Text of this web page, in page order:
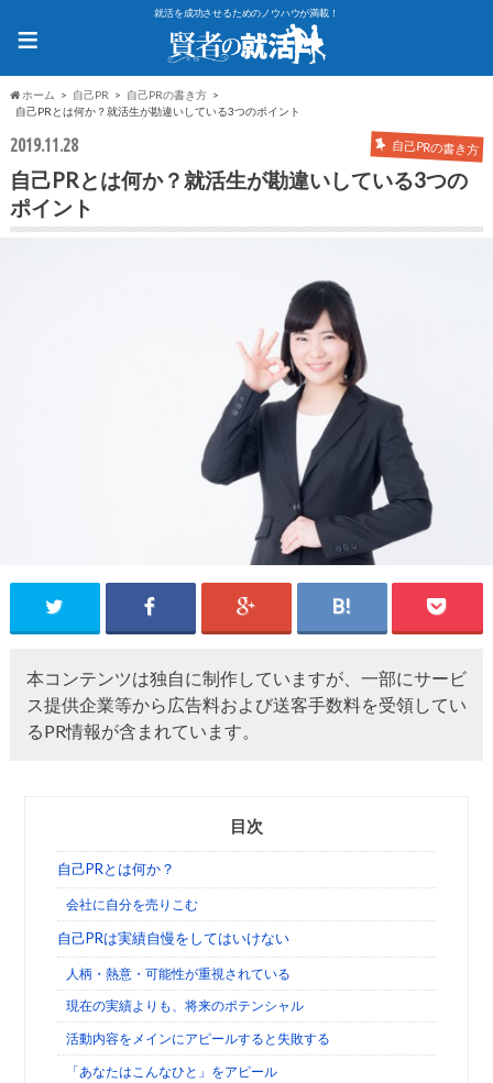
就活を成功させるためのノウハウが満載！
≡
ホーム 自己PR
自己PRの書き方
自己PRとは何か？就活生が勘違いしている3つのポイント
2019.11.28 自己PRの書き方
自己PRとは何か？就活生が勘違いしている3つの
ポイント
本コンテンツは独自に制作していますが、一部にサービ
ス提供企業等から広告料および送客手数料を受領してい
るPR情報が含まれています。
目次
自己PRとは何か？
会社に自分を売りこむ
自己PRは実績自慢をしてはいけない
人柄・熱意・可能性が重視されている
現在の実績よりも、将来のポテンシャル
活動内容をメインにアピールすると失敗する
「あなたはこんなひと」をアピール